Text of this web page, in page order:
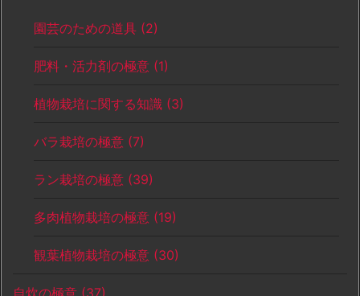
園芸のための道具 (2)
肥料・活力剤の極意 (1)
植物栽培に関する知識 (3)
バラ栽培の極意 (7)
ラン栽培の極意 (39)
多肉植物栽培の極意 (19)
観葉植物栽培の極意 (30)
自炊の極意 (37)